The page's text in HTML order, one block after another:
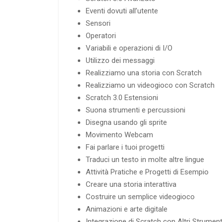
Eventi dovuti all’utente
Sensori
Operatori
Variabili e operazioni di I/O
Utilizzo dei messaggi
Realizziamo una storia con Scratch
Realizziamo un videogioco con Scratch
Scratch 3.0 Estensioni
Suona strumenti e percussioni
Disegna usando gli sprite
Movimento Webcam
Fai parlare i tuoi progetti
Traduci un testo in molte altre lingue
Attività Pratiche e Progetti di Esempio
Creare una storia interattiva
Costruire un semplice videogioco
Animazioni e arte digitale